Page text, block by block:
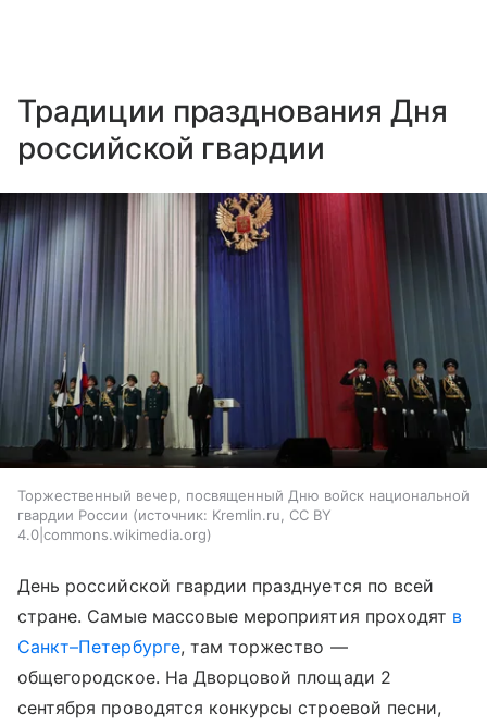
Традиции празднования Дня
российской гвардии
Торжественный вечер, посвященный Дню войск национальной
гвардии России
источник: Kremlin.ru, CC BY
4.0|commons.wikimedia.org
День российской гвардии празднуется по всей
стране. Самые массовые мероприятия проходят в
Санкт–Петербурге, там торжество —
общегородское. На Дворцовой площади 2
сентября проводятся конкурсы строевой песни,